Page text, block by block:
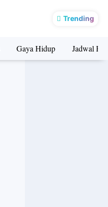
Trending
Gaya Hidup Jadwal